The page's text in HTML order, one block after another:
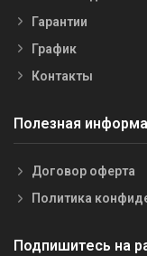
Гарантии
График
Контакты
Полезная
Договор оферта
Политика
Подпишитесь на